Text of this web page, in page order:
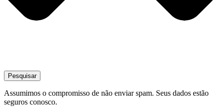
Pesquisar
Assumimos o compromisso de não enviar spam. Seus dados estão
seguros conosco.